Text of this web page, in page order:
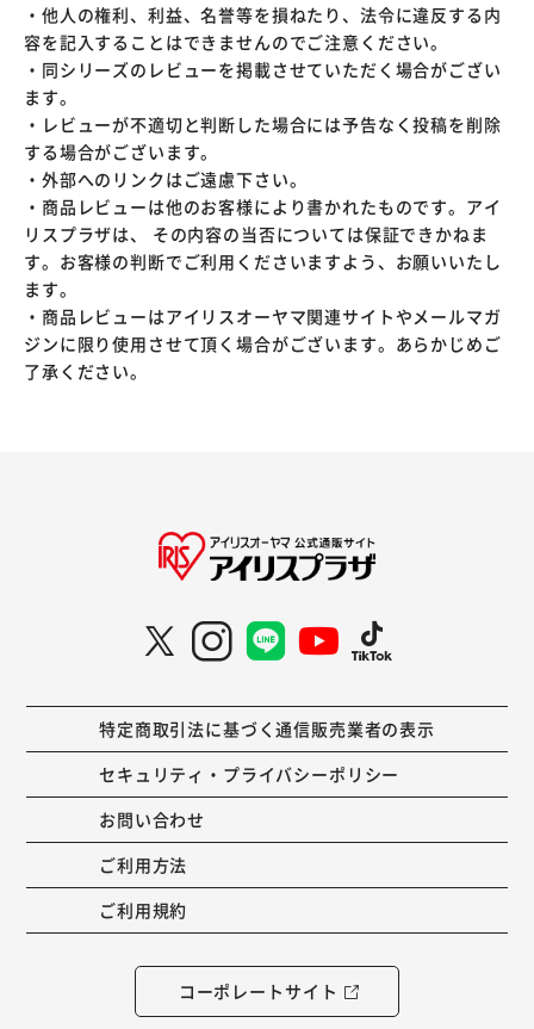
・他人の権利、利益、名誉等を損ねたり、法令に違反する内
容を記入することはできませんのでご注意ください。
・同シリーズのレビューを掲載させていただく場合がござい
ます。
・レビューが不適切と判断した場合には予告なく投稿を削除
する場合がございます。
・外部へのリンクはご遠慮下さい。
・商品レビューは他のお客様により書かれたものです。アイ
リスプラザは、 その内容の当否については保証できかねま
す。お客様の判断でご利用くださいますよう、お願いいたし
ます。
・商品レビューはアイリスオーヤマ関連サイトやメールマガ
ジンに限り使用させて頂く場合がございます。あらかじめご
了承ください。
特定商取引法に基づく通信販売業者の表示
セキュリティ・プライバシーポリシー
お問い合わせ
ご利用方法
ご利用規約
コーポレートサイト